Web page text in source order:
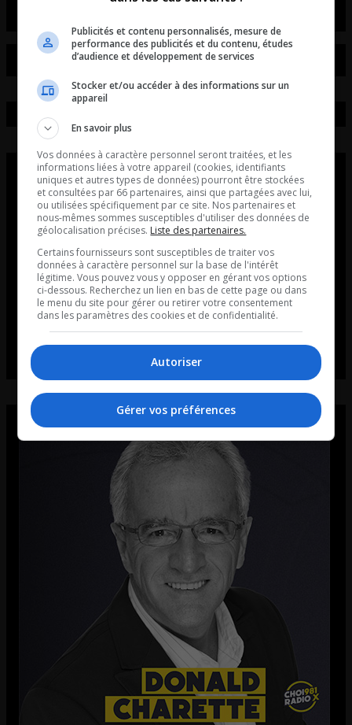
Publicités et contenu personnalisés, mesure de
performance des publicités et du contenu, études
d’audience et développement de services
Stocker et/ou accéder à des informations sur un
appareil
En savoir plus
Vos données à caractère personnel seront traitées, et les
informations liées à votre appareil (cookies, identifiants
uniques et autres types de données) pourront être stockées
et consultées par 66 partenaires, ainsi que partagées avec lui,
ou utilisées spécifiquement par ce site. Nos partenaires et
nous-mêmes sommes susceptibles d'utiliser des données de
géolocalisation précises. Liste des partenaires.
Certains fournisseurs sont susceptibles de traiter vos
données à caractère personnel sur la base de l'intérêt
légitime. Vous pouvez vous y opposer en gérant vos options
ci-dessous. Recherchez un lien en bas de cette page ou dans
le menu du site pour gérer ou retirer votre consentement
dans les paramètres des cookies et de confidentialité.
Autoriser
Gérer vos préférences